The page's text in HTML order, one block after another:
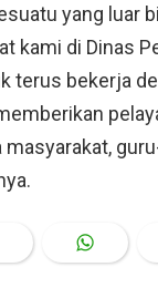
yang luar
kami di Dinas
terus bekerja